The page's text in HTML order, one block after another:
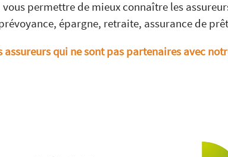
permettre de mieux connaître les
épargne, retraite, assurance de
assureurs qui ne sont pas partenaires avec